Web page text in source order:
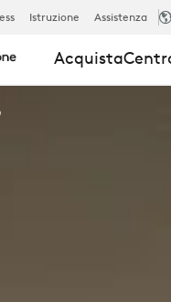
Istruzione Assistenza
Acquista